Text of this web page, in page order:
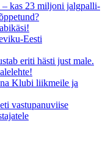
– kas 23 miljoni jalgpalli-
Eesti
eriti hästi just male.
Klubi liikmeile ja
vastupanuviise